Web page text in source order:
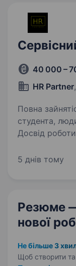
40 000 –
HR Partner
Повна
студента,
Досвід роботи від 1 року.
https://
5 днів тому
Резюме
нової
Не більше 3
Щоб створити